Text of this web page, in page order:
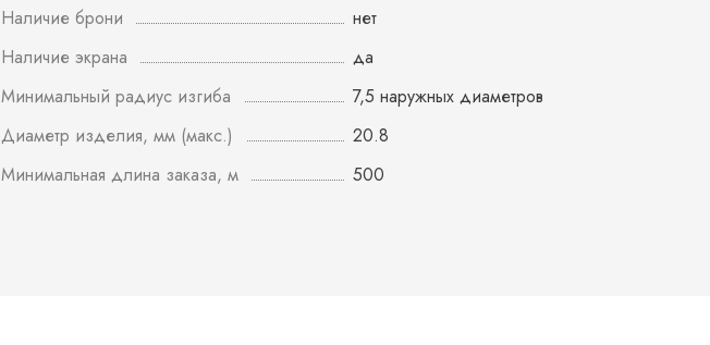
Наличие брони
нет
Наличие экрана
да
Минимальный радиус изгиба
7,5 наружных диаметров
Диаметр изделия, мм (макс.)
20.8
Минимальная длина заказа, м
500